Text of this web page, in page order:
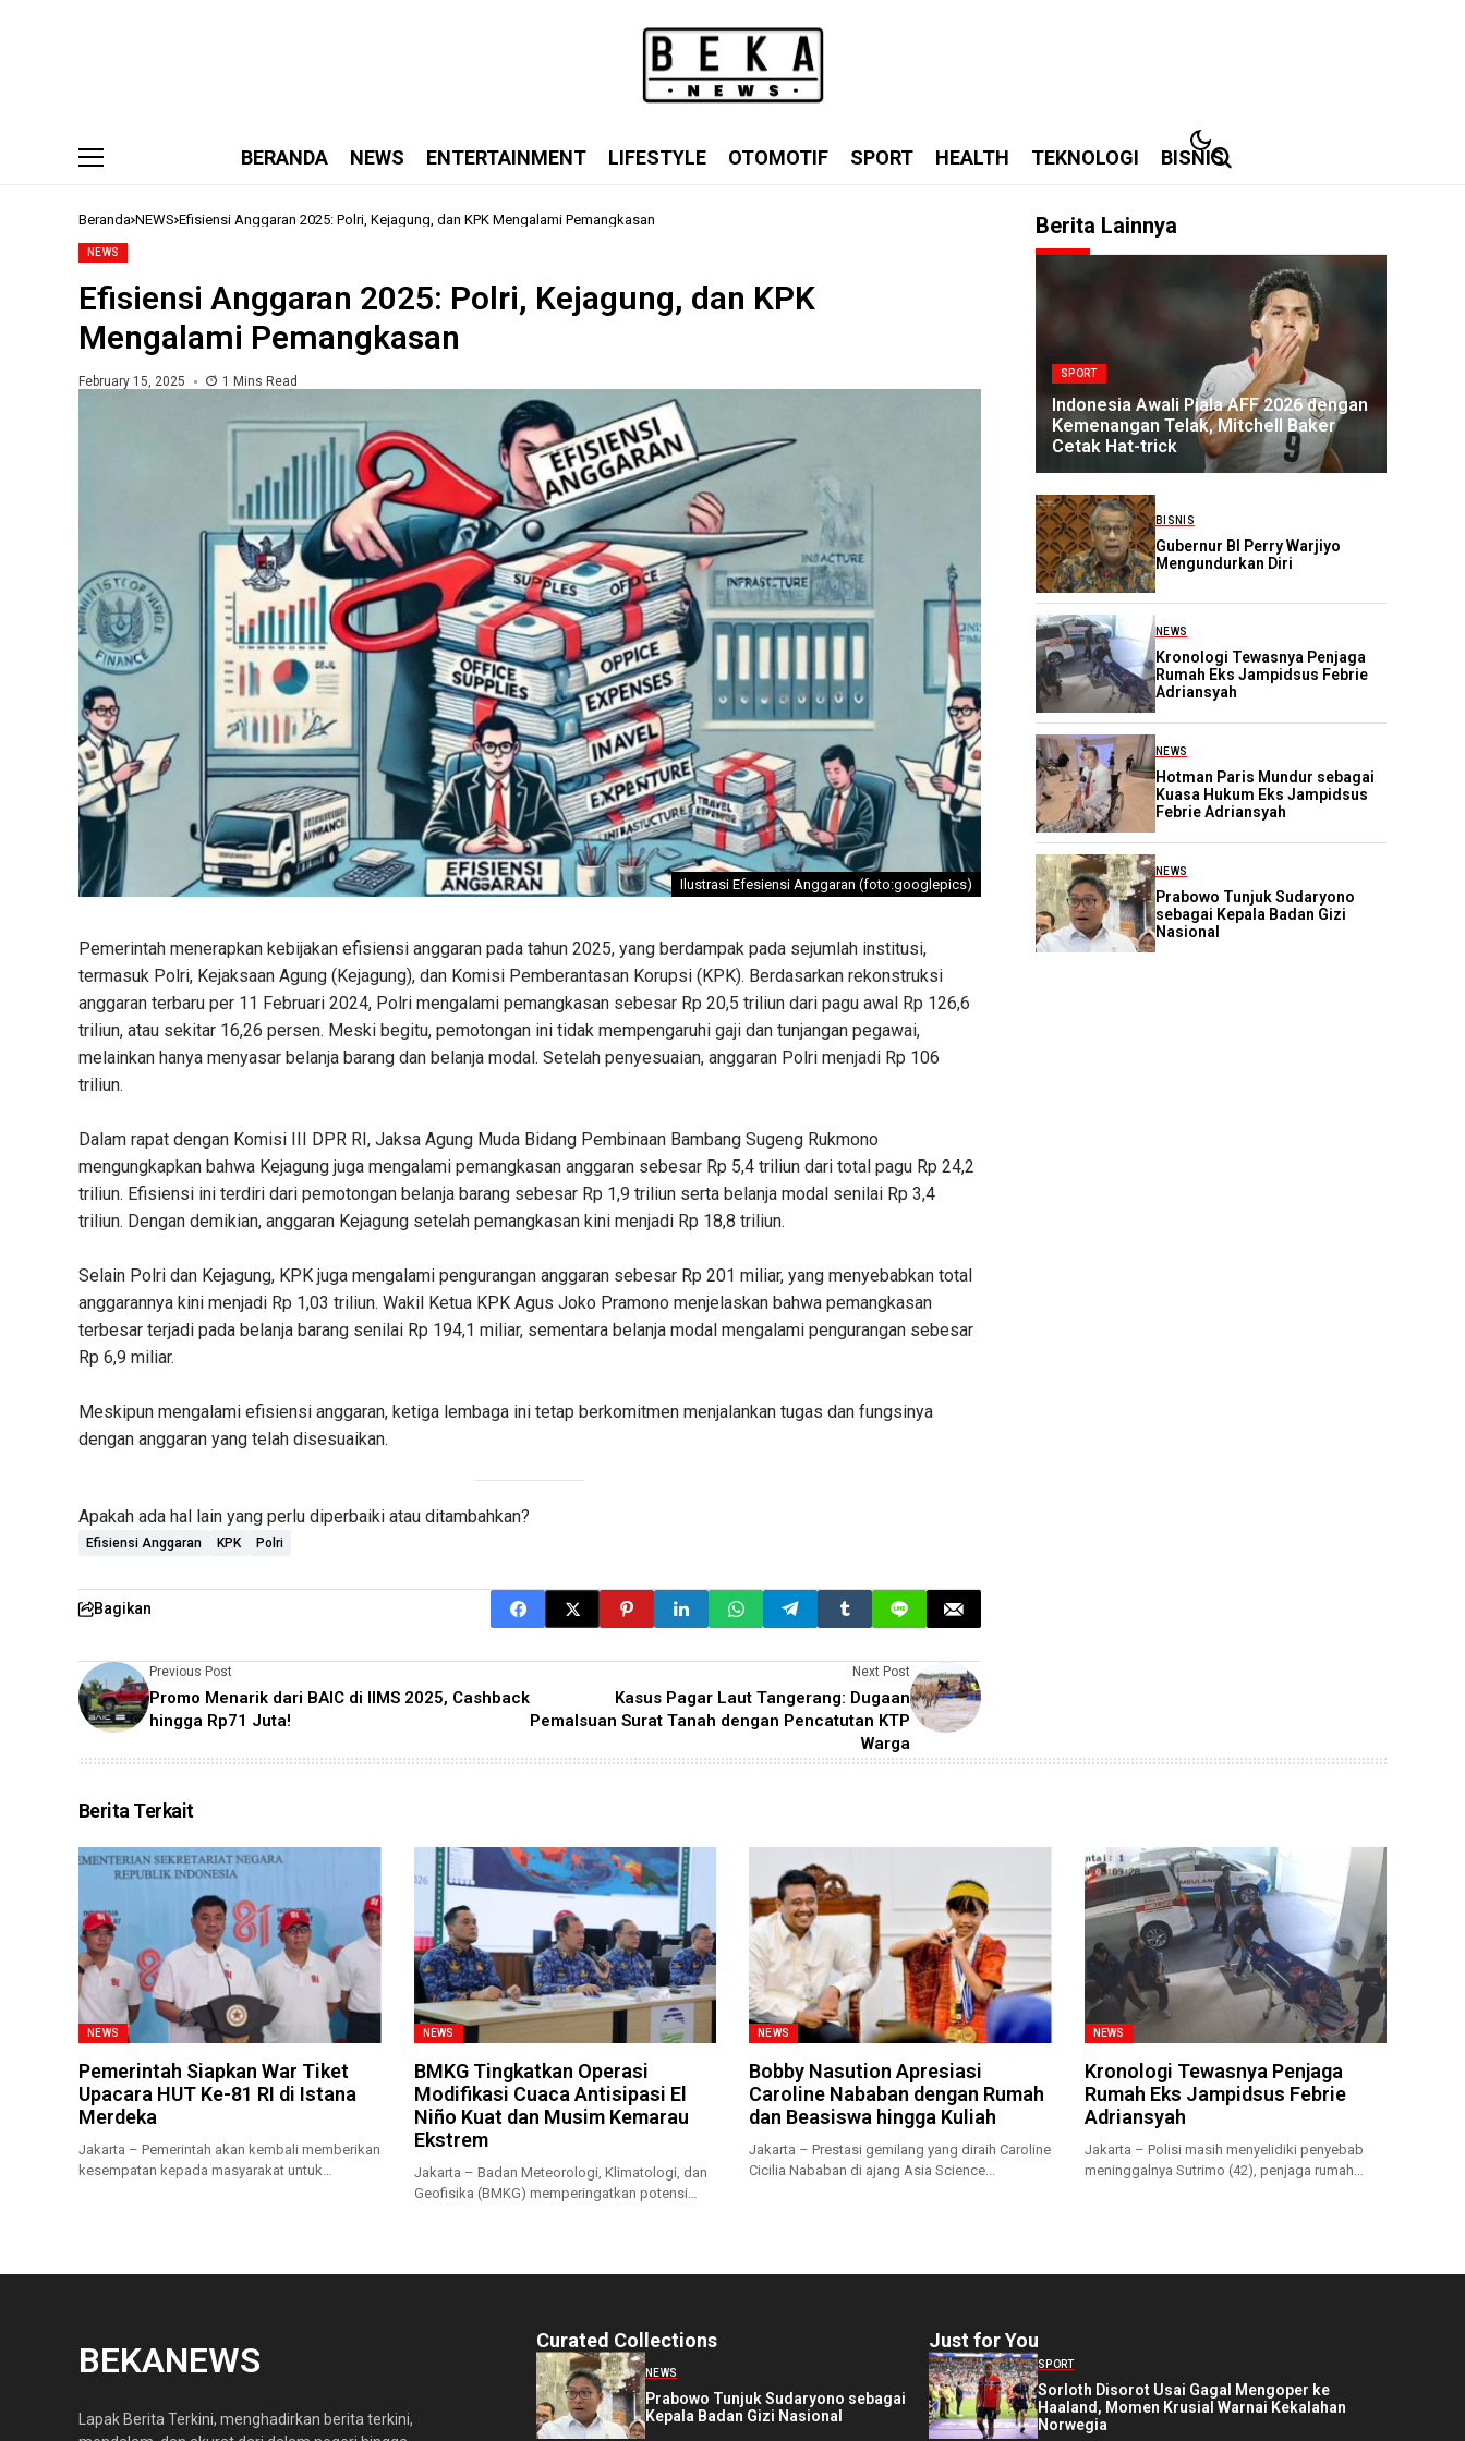
BERANDA NEWS ENTERTAINMENT LIFESTYLE OTOMOTIF SPORT HEALTH TEKNOLOGI BISNIS
Beranda NEWS Efisiensi Anggaran 2025: Polri, Kejagung, dan KPK Mengalami Pemangkasan
NEWS
Efisiensi Anggaran 2025: Polri, Kejagung, dan KPK
Mengalami Pemangkasan
February 15, 2025 1 Mins Read
Ilustrasi Efesiensi Anggaran (foto:googlepics)
Pemerintah menerapkan kebijakan efisiensi anggaran pada tahun 2025, yang berdampak pada sejumlah institusi,
termasuk Polri, Kejaksaan Agung (Kejagung), dan Komisi Pemberantasan Korupsi (KPK). Berdasarkan rekonstruksi
anggaran terbaru per 11 Februari 2024, Polri mengalami pemangkasan sebesar Rp 20,5 triliun dari pagu awal Rp 126,6
triliun, atau sekitar 16,26 persen. Meski begitu, pemotongan ini tidak mempengaruhi gaji dan tunjangan pegawai,
melainkan hanya menyasar belanja barang dan belanja modal. Setelah penyesuaian, anggaran Polri menjadi Rp 106
triliun.
Dalam rapat dengan Komisi III DPR RI, Jaksa Agung Muda Bidang Pembinaan Bambang Sugeng Rukmono
mengungkapkan bahwa Kejagung juga mengalami pemangkasan anggaran sebesar Rp 5,4 triliun dari total pagu Rp 24,2
triliun. Efisiensi ini terdiri dari pemotongan belanja barang sebesar Rp 1,9 triliun serta belanja modal senilai Rp 3,4
triliun. Dengan demikian, anggaran Kejagung setelah pemangkasan kini menjadi Rp 18,8 triliun.
Selain Polri dan Kejagung, KPK juga mengalami pengurangan anggaran sebesar Rp 201 miliar, yang menyebabkan total
anggarannya kini menjadi Rp 1,03 triliun. Wakil Ketua KPK Agus Joko Pramono menjelaskan bahwa pemangkasan
terbesar terjadi pada belanja barang senilai Rp 194,1 miliar, sementara belanja modal mengalami pengurangan sebesar
Rp 6,9 miliar.
Meskipun mengalami efisiensi anggaran, ketiga lembaga ini tetap berkomitmen menjalankan tugas dan fungsinya
dengan anggaran yang telah disesuaikan.
Apakah ada hal lain yang perlu diperbaiki atau ditambahkan?
Efisiensi Anggaran KPK Polri
Bagikan
Previous Post
Promo Menarik dari BAIC di IIMS 2025, Cashback
hingga Rp71 Juta!
Next Post
Kasus Pagar Laut Tangerang: Dugaan
Pemalsuan Surat Tanah dengan Pencatutan KTP
Warga
Berita Lainnya
SPORT
Indonesia Awali Piala AFF 2026 dengan
Kemenangan Telak, Mitchell Baker
Cetak Hat-trick
BISNIS
Gubernur BI Perry Warjiyo
Mengundurkan Diri
NEWS
Kronologi Tewasnya Penjaga
Rumah Eks Jampidsus Febrie
Adriansyah
NEWS
Hotman Paris Mundur sebagai
Kuasa Hukum Eks Jampidsus
Febrie Adriansyah
NEWS
Prabowo Tunjuk Sudaryono
sebagai Kepala Badan Gizi
Nasional
Berita Terkait
NEWS
Pemerintah Siapkan War Tiket
Upacara HUT Ke-81 RI di Istana
Merdeka
Jakarta – Pemerintah akan kembali memberikan
kesempatan kepada masyarakat untuk
NEWS
BMKG Tingkatkan Operasi
Modifikasi Cuaca Antisipasi El
Niño Kuat dan Musim Kemarau
Ekstrem
Jakarta – Badan Meteorologi, Klimatologi, dan
Geofisika (BMKG) memperingatkan potensi
NEWS
Bobby Nasution Apresiasi
Caroline Nababan dengan Rumah
dan Beasiswa hingga Kuliah
Jakarta – Prestasi gemilang yang diraih Caroline
Cicilia Nababan di ajang Asia Science...
NEWS
Kronologi Tewasnya Penjaga
Rumah Eks Jampidsus Febrie
Adriansyah
Jakarta – Polisi masih menyelidiki penyebab
meninggalnya Sutrimo (42), penjaga rumah
BEKANEWS
Lapak Berita Terkini, menghadirkan berita terkini,
Curated Collections
NEWS
Prabowo Tunjuk Sudaryono sebagai
Kepala Badan Gizi Nasional
Just for You
SPORT
Sorloth Disorot Usai Gagal Mengoper ke
Haaland, Momen Krusial Warnai Kekalahan
Norwegia